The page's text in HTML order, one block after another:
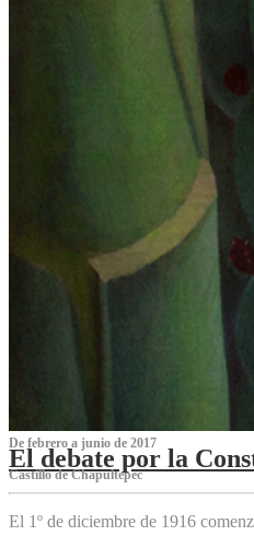
De febrero a junio de 2017
El debate por la
Castillo de Chapultepec
El 1º de diciembre de 1916